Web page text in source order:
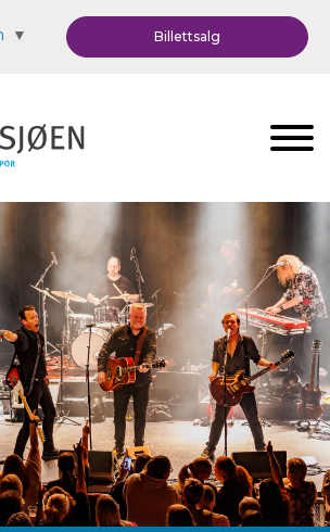
▼ Billettsalg